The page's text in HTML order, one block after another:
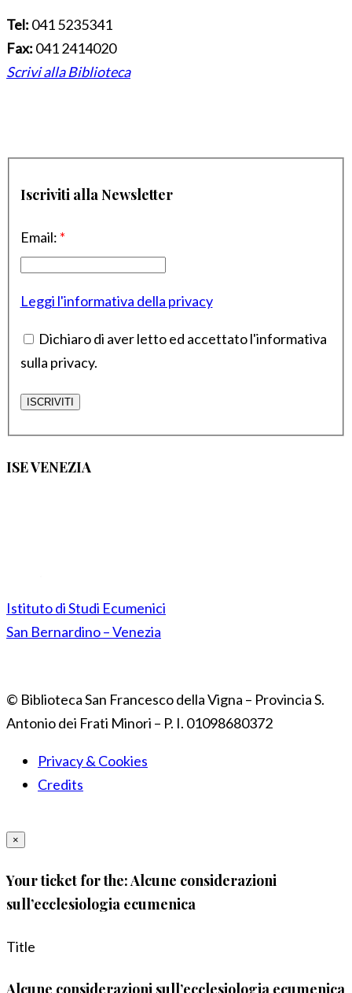
Tel: 041 5235341
Fax: 041 2414020
Scrivi alla Biblioteca
Iscriviti alla Newsletter
Email: *
Leggi l'informativa della privacy
Dichiaro di aver letto ed accettato l'informativa
sulla privacy.
ISE VENEZIA
Istituto di Studi Ecumenici
San Bernardino – Venezia
© Biblioteca San Francesco della Vigna – Provincia S.
Antonio dei Frati Minori – P. I. 01098680372
Privacy & Cookies
Credits
×
Your ticket for the: Alcune considerazioni
sull’ecclesiologia ecumenica
Title
Alcune considerazioni sull’ecclesiologia ecumenica